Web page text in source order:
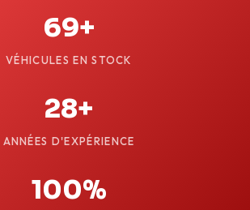
69+
VÉHICULES EN STOCK
28+
ANNÉES D'EXPÉRIENCE
100%